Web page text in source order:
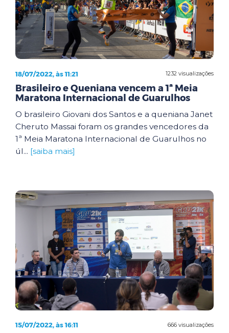
1232 visualizações
18/07/2022, às 11:21
Brasileiro e Queniana vencem a 1ª Meia
Maratona Internacional de Guarulhos
O brasileiro Giovani dos Santos e a queniana Janet
Cheruto Massai foram os grandes vencedores da
1ª Meia Maratona Internacional de Guarulhos no
úl... [saiba mais]
666 visualizações
15/07/2022, às 16:11